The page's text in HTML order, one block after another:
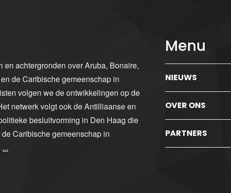
en achtergronden over Aruba, Bonaire,
de Caribische gemeenschap in
volgen we de ontwikkelingen op de
netwerk volgt ook de Antilliaanse en
besluitvorming in Den Haag die
Caribische gemeenschap in
...
Menu
NIEUWS
OVER ONS
PARTNERS